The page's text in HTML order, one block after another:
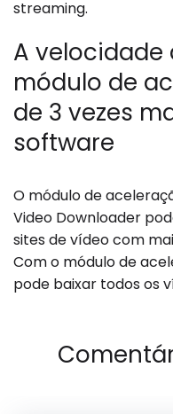
streaming.
A velocidade
módulo de
de 3 vezes
software
O módulo de
Video Downloader
sites de vídeo com
Com o módulo de
pode baixar todos os